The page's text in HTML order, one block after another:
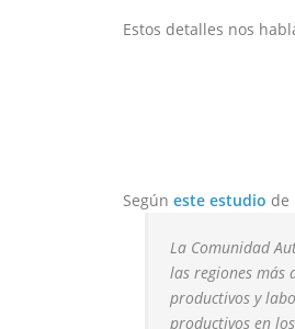
Estos detalles nos
Según este estudio de
La Comunidad
las regiones más
productivos y
productivos en